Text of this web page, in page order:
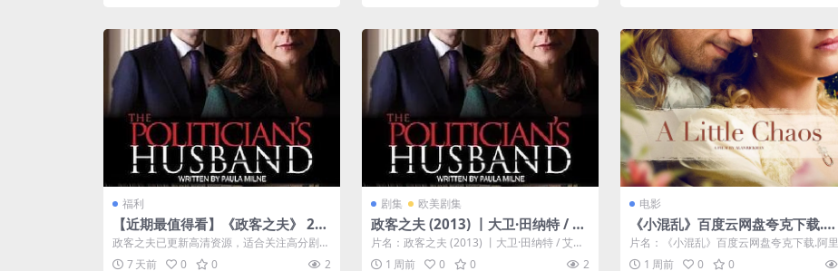
福利
【近期最值得看】《政客之夫》 201
3 夸克网盘资源 高清全3集
政客之夫已更新高清资源，适合关注高分剧的
用户，支持夸克网盘、夸克网盘保存，资源
7 天前 0 0 2
剧集 欧美剧集
政客之夫 (2013) 丨大卫·田纳特 / 艾
米丽·沃森主演丨剧情丨英剧丨豆瓣
8.2分丨全3集丨又名: 政治家的丈夫
片名：政客之夫 (2013) 丨大卫·田纳特 / 艾米
丽·沃森主演丨剧情丨英剧丨...
1 周前 0 0 2
电影
《小混乱》百度云网盘夸克下载.阿
里云盘.中字.(2014)
片名：《小混乱》百度云网盘夸克下载.阿里
云盘.中字.(2014) 分类：电影 又...
1 周前 0 0